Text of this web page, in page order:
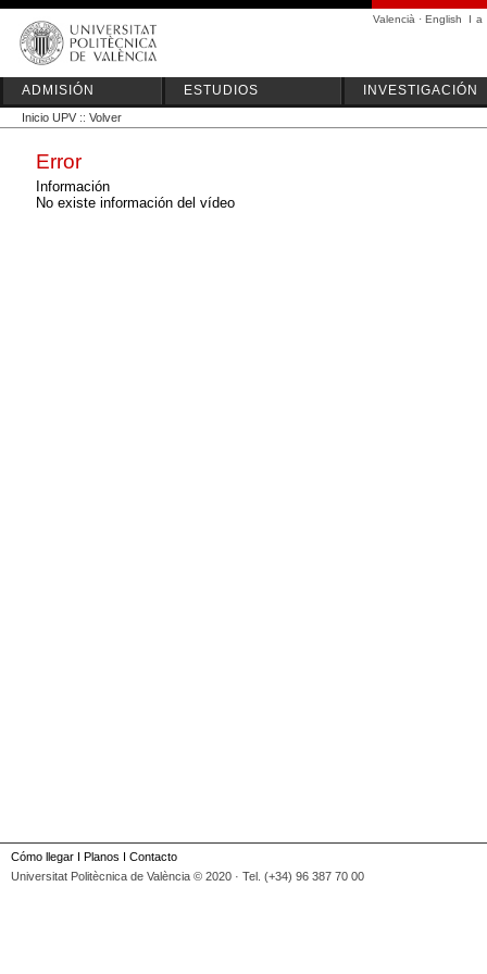
Valencià · English I a
ADMISIÓN ESTUDIOS INVESTIGACIÓN
Inicio UPV :: Volver
Error
Información
No existe información del vídeo
Cómo llegar I Planos I Contacto
Universitat Politècnica de València © 2020 · Tel. (+34) 96 387 70 00